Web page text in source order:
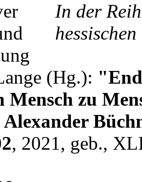
In der
(Hg.):
Mensch zu
Alexander
, 2021, geb.,